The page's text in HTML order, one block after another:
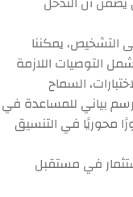
التشخيص، يمكننا
التوصيات اللازمة
السماح
رسم بياني للمساعدة في
محوريًا في التنسيق
في مستقبل